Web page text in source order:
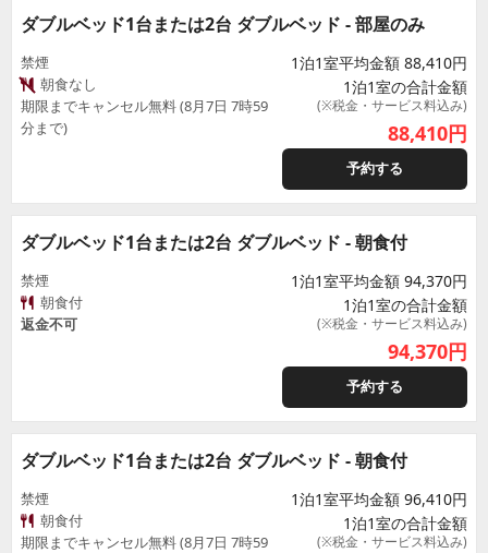
ダブルベッド1台または2台 ダブルベッド - 部屋のみ
禁煙
朝食なし
期限までキャンセル無料 (8月7日 7時59
分まで)
1泊1室平均金額 88,410円
1泊1室の合計金額
(※税金・サービス料込み)
88,410円
予約する
ダブルベッド1台または2台 ダブルベッド - 朝食付
禁煙
朝食付
返金不可
1泊1室平均金額 94,370円
1泊1室の合計金額
(※税金・サービス料込み)
94,370円
予約する
ダブルベッド1台または2台 ダブルベッド - 朝食付
禁煙
朝食付
期限までキャンセル無料 (8月7日 7時59
1泊1室平均金額 96,410円
1泊1室の合計金額
(※税金・サービス料込み)